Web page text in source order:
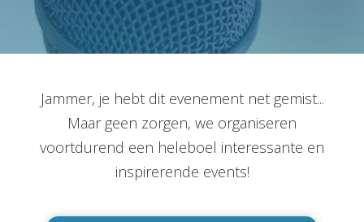
Jammer, je hebt dit evenement net gemist...
Maar geen zorgen, we organiseren
voortdurend een heleboel interessante en
inspirerende events!